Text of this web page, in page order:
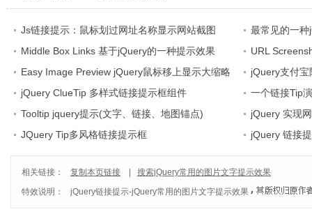
Js链接提示：鼠标划过网址名称显示网站截图
最常见的一
Middle Box Links 基于jQuery的一种提示效果
URL
示
Easy Image Preview jQuery鼠标移上显示大缩略
图功能
jQuery支付
jQuery ClueTip 多样式链接提示框组件
一个链接Tip
Tooltip jquery提示(文字、链接、地图锚点)
jQuery 实现
JQuery Tip多风格链接提示框
jQuery 链接
相关链接： 复制本页链接
搜索jQuery常用的图片文字提示效果
特效说明：
jQuery链接提示-jQuery常用的图片文字提示效果